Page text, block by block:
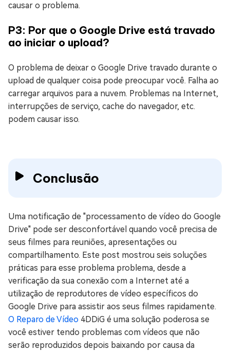
causar o problema.
P3: Por que o Google Drive está travado
ao iniciar o upload?
O problema de deixar o Google Drive travado durante o
upload de qualquer coisa pode preocupar você. Falha ao
carregar arquivos para a nuvem. Problemas na Internet,
interrupções de serviço, cache do navegador, etc.
podem causar isso.
Conclusão
Uma notificação de "processamento de vídeo do Google
Drive" pode ser desconfortável quando você precisa de
seus filmes para reuniões, apresentações ou
compartilhamento. Este post mostrou seis soluções
práticas para esse problema problema, desde a
verificação da sua conexão com a Internet até a
utilização de reprodutores de vídeo específicos do
Google Drive para assistir aos seus filmes rapidamente.
O Reparo de Vídeo 4DDiG é uma solução poderosa se
você estiver tendo problemas com vídeos que não
serão reproduzidos depois baixando por causa da